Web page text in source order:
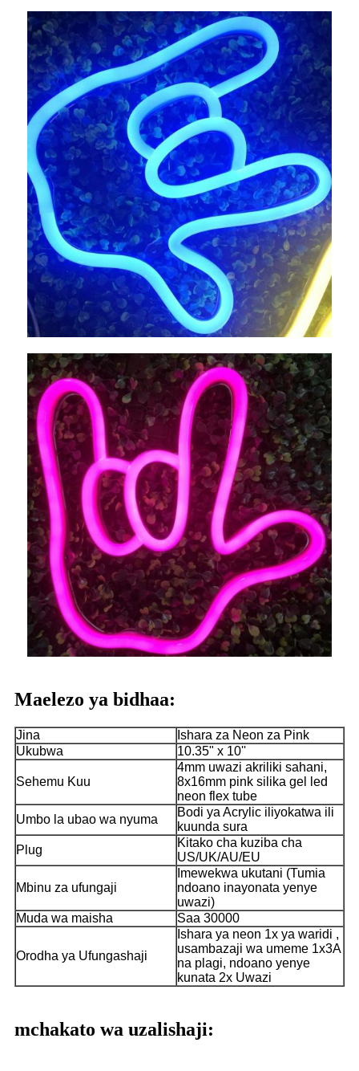
Maelezo ya bidhaa:
Jina
Ishara za Neon za Pink
Ukubwa
10.35" x 10''
Sehemu Kuu
4mm uwazi akriliki sahani,
8x16mm pink silika gel led
neon flex tube
Umbo la ubao wa nyuma
Bodi ya Acrylic iliyokatwa ili
kuunda sura
Plug
Kitako cha kuziba cha
US/UK/AU/EU
Mbinu za ufungaji
Imewekwa ukutani (Tumia
ndoano inayonata yenye
uwazi)
Muda wa maisha
Saa 30000
Orodha ya Ufungashaji
Ishara ya neon 1x ya waridi ,
usambazaji wa umeme 1x3A
na plagi, ndoano yenye
kunata 2x Uwazi
mchakato wa uzalishaji: